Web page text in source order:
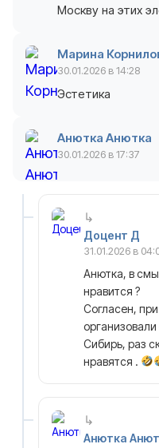
Москву на этих
Марина
30.01.2026 в 14:28
Эстетика
Анютка Анютка
30.01.2026 в 17:37
Доцент Д
31.01.2026 в
Анютка, в
нравится ?
Согласен,
Сибирь, раз
нравятся .
Анютка